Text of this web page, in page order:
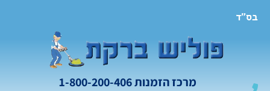
בס"ד
מרכז הזמנות 1-800-200-406